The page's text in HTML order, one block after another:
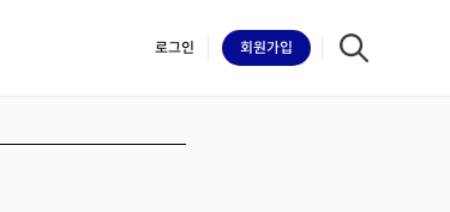
로그인 회원가입